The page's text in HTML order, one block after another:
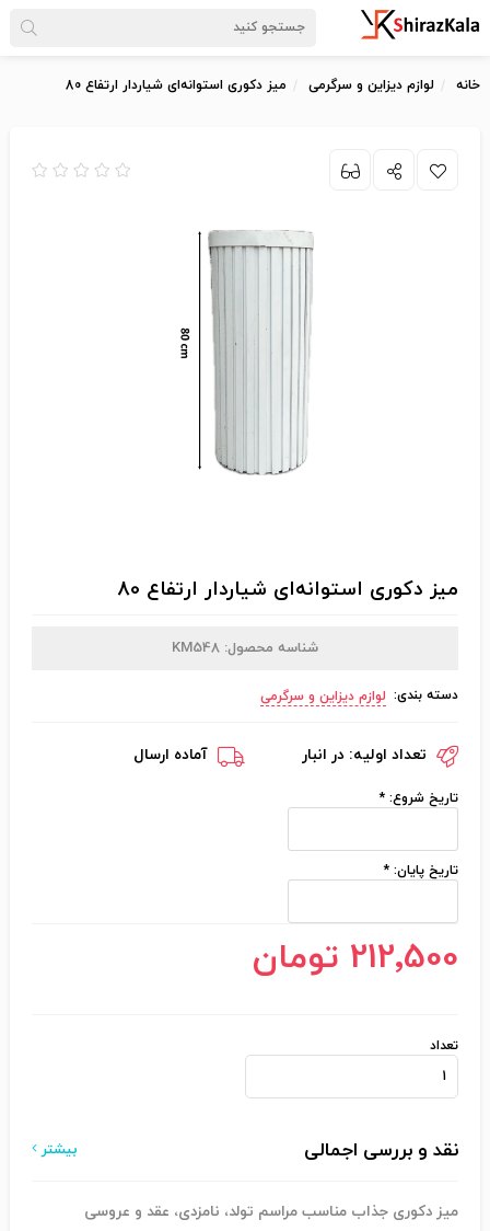
خانه لوازم دیزاین و سرگرمی میز دکوری استوانه‌ای شیاردار ارتفاع 80
میز دکوری استوانه‌ای شیاردار ارتفاع 80
شناسه محصول: KM548
دسته بندی: لوازم دیزاین و سرگرمی
تعداد اولیه: در انبار آماده ارسال
تاریخ شروع: *
تاریخ پایان: *
212٬500 تومان
تعداد
نقد و بررسی اجمالی بیشتر
میز دکوری جذاب مناسب مراسم تولد، نامزدی، عقد و عروسی